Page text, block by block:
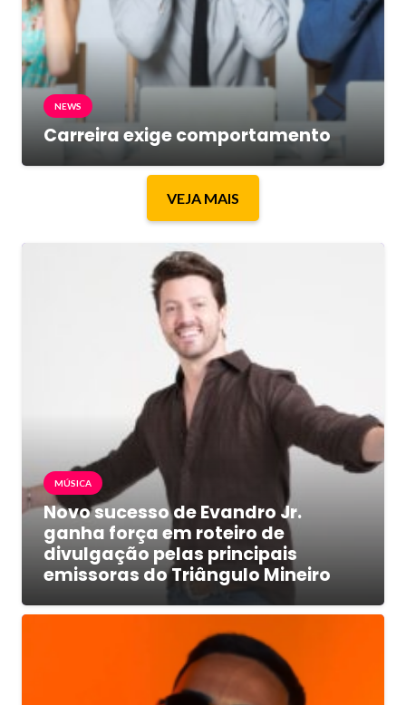
NEWS
Carreira exige comportamento
VEJA MAIS
MÚSICA
Novo sucesso de Evandro Jr.
ganha força em roteiro de
divulgação pelas principais
emissoras do Triângulo Mineiro